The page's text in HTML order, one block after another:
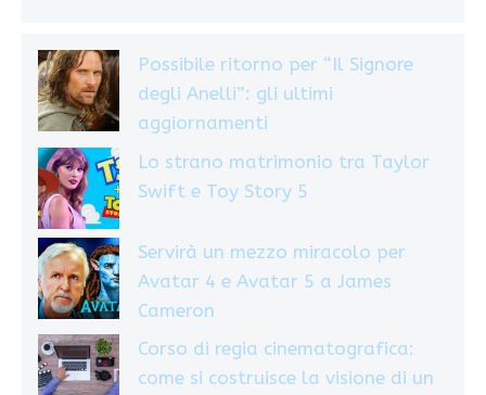
Possibile ritorno per “Il Signore
degli Anelli”: gli ultimi
aggiornamenti
Lo strano matrimonio tra Taylor
Swift e Toy Story 5
Servirà un mezzo miracolo per
Avatar 4 e Avatar 5 a James
Cameron
Corso di regia cinematografica:
come si costruisce la visione di un